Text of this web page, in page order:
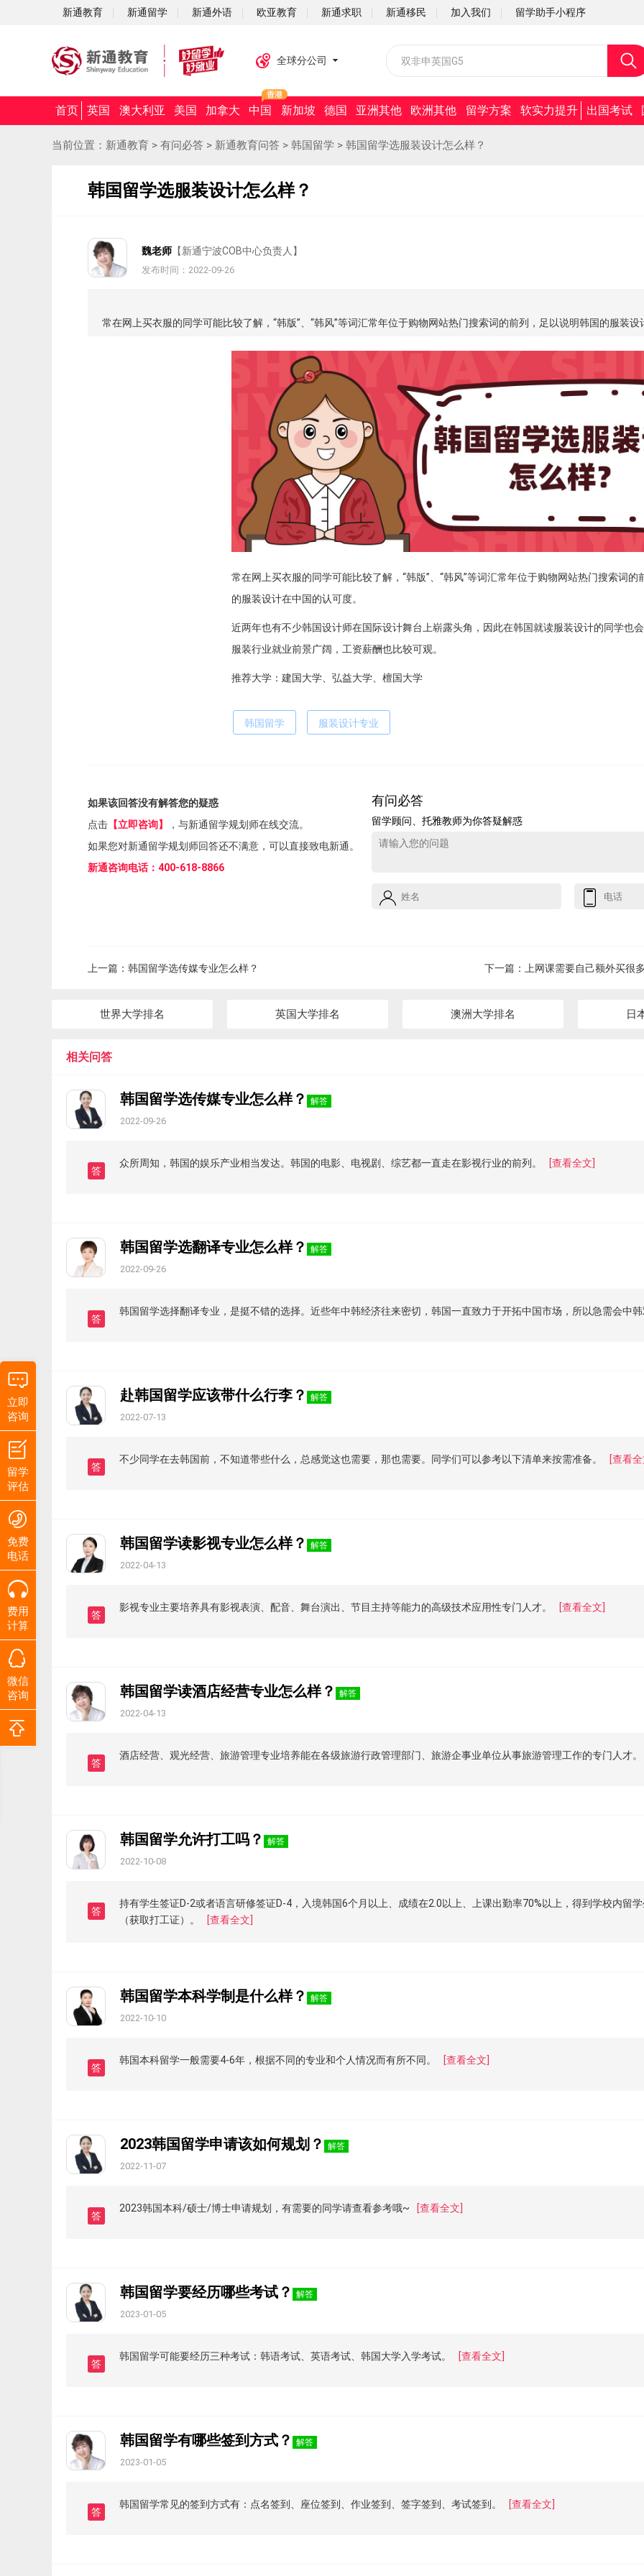
新通教育 新通留学 新通外语 欧亚教育 新通求职 新通移民 加入我们
社会招聘
留学助手小程序
全球分公司
首页 英国 澳大利亚 美国 加拿大 中国 新加坡 德国 亚洲其他 欧洲其他 留学方案 软实力提升 出国考试
当前位置： 新通教育 > 有问必答 > 新通教育问答 > 韩国留学 > 韩国留学选服装设计怎么样？
韩国留学选服装设计怎么样？
魏老师 【新通宁波COB中心负责人】
发布时间：2022-09-26
常在网上买衣服的同学可能比较了解，“韩版”、“韩风”等词汇常年位于购物网站热门搜索词的前列，足以说明韩国的服装
常在网上买衣服的同学可能比较了解，“韩版”、“韩风”等词汇常年位于购物网站热门搜索词的
的服装设计在中国的认可度。
近两年也有不少韩国设计师在国际设计舞台上崭露头角，因此在韩国就读服装设计的同学也
服装行业就业前景广阔，工资薪酬也比较可观。
推荐大学：建国大学、弘益大学、檀国大学
韩国留学 服装设计专业
如果该回答没有解答您的疑惑
点击 【立即咨询】
，与新通留学规划师在线交流。
如果您对新通留学规划师回答还不满意，可以直接致电新通。
新通咨询电话：400-618-8866
有问必答
留学顾问、托雅教师为你答疑解惑
上一篇： 韩国留学选传媒专业怎么样？ 下一篇： 上网课需要自己额外买很
世界大学排名 英国大学排名 澳洲大学排名 日
相关问答
韩国留学选传媒专业怎么样？ 解答
2022-09-26
答
众所周知，韩国的娱乐产业相当发达。韩国的电影、电视剧、综艺都一直走在影视行业的前列。 [查看全文]
韩国留学选翻译专业怎么样？ 解答
2022-09-26
答
韩国留学选择翻译专业，是挺不错的选择。近些年中韩经济往来密切，韩国一直致力于开拓中国市场，所以急需会中
赴韩国留学应该带什么行李？ 解答
2022-07-13
答
不少同学在去韩国前，不知道带些什么，总感觉这也需要，那也需要。同学们可以参考以下清单来按需准备。 [查看
韩国留学读影视专业怎么样？ 解答
2022-04-13
答
影视专业主要培养具有影视表演、配音、舞台演出、节目主持等能力的高级技术应用性专门人才。 [查看全文]
韩国留学读酒店经营专业怎么样？ 解答
2022-04-13
答
酒店经营、观光经营、旅游管理专业培养能在各级旅游行政管理部门、旅游企事业单位从事旅游管理工作的专门人才。
韩国留学允许打工吗？ 解答
2022-10-08
答
持有学生签证D-2或者语言研修签证D-4，入境韩国6个月以上、成绩在2.0以上、上课出勤率70%以上，得到学校内留
（获取打工证）。
[查看全文]
韩国留学本科学制是什么样？ 解答
2022-10-10
答
韩国本科留学一般需要4-6年，根据不同的专业和个人情况而有所不同。 [查看全文]
2023韩国留学申请该如何规划？ 解答
2022-11-07
答
2023韩国本科/硕士/博士申请规划，有需要的同学请查看参考哦~ [查看全文]
韩国留学要经历哪些考试？ 解答
2023-01-05
答
韩国留学可能要经历三种考试：韩语考试、英语考试、韩国大学入学考试。 [查看全文]
韩国留学有哪些签到方式？ 解答
2023-01-05
答
韩国留学常见的签到方式有：点名签到、座位签到、作业签到、签字签到、考试签到。 [查看全文]
立即
咨询
留学
评估
免费
电话
费用
计算
微信
咨询